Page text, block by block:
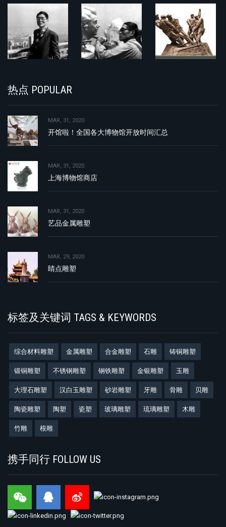
热点 POPULAR
MAR, 31, 2020
开馆啦！全国各大博物馆开放时间汇总
MAR, 31, 2020
上海博物馆商店
MAR, 31, 2020
艺品金属雕塑
MAR, 29, 2020
睛点雕塑
标签及关键词 TAGS & KEYWORDS
综合材料雕塑 金属雕塑 合金雕塑 石雕 铸铜雕塑
锻铜雕塑 不锈钢雕塑 钢铁雕塑 金银雕塑 玉雕
大理石雕塑 汉白玉雕塑 砂岩雕塑 牙雕 骨雕 贝雕
陶瓷雕塑 陶塑 瓷塑 玻璃雕塑 琉璃雕塑 木雕
竹雕 根雕
携手同行 FOLLOW US